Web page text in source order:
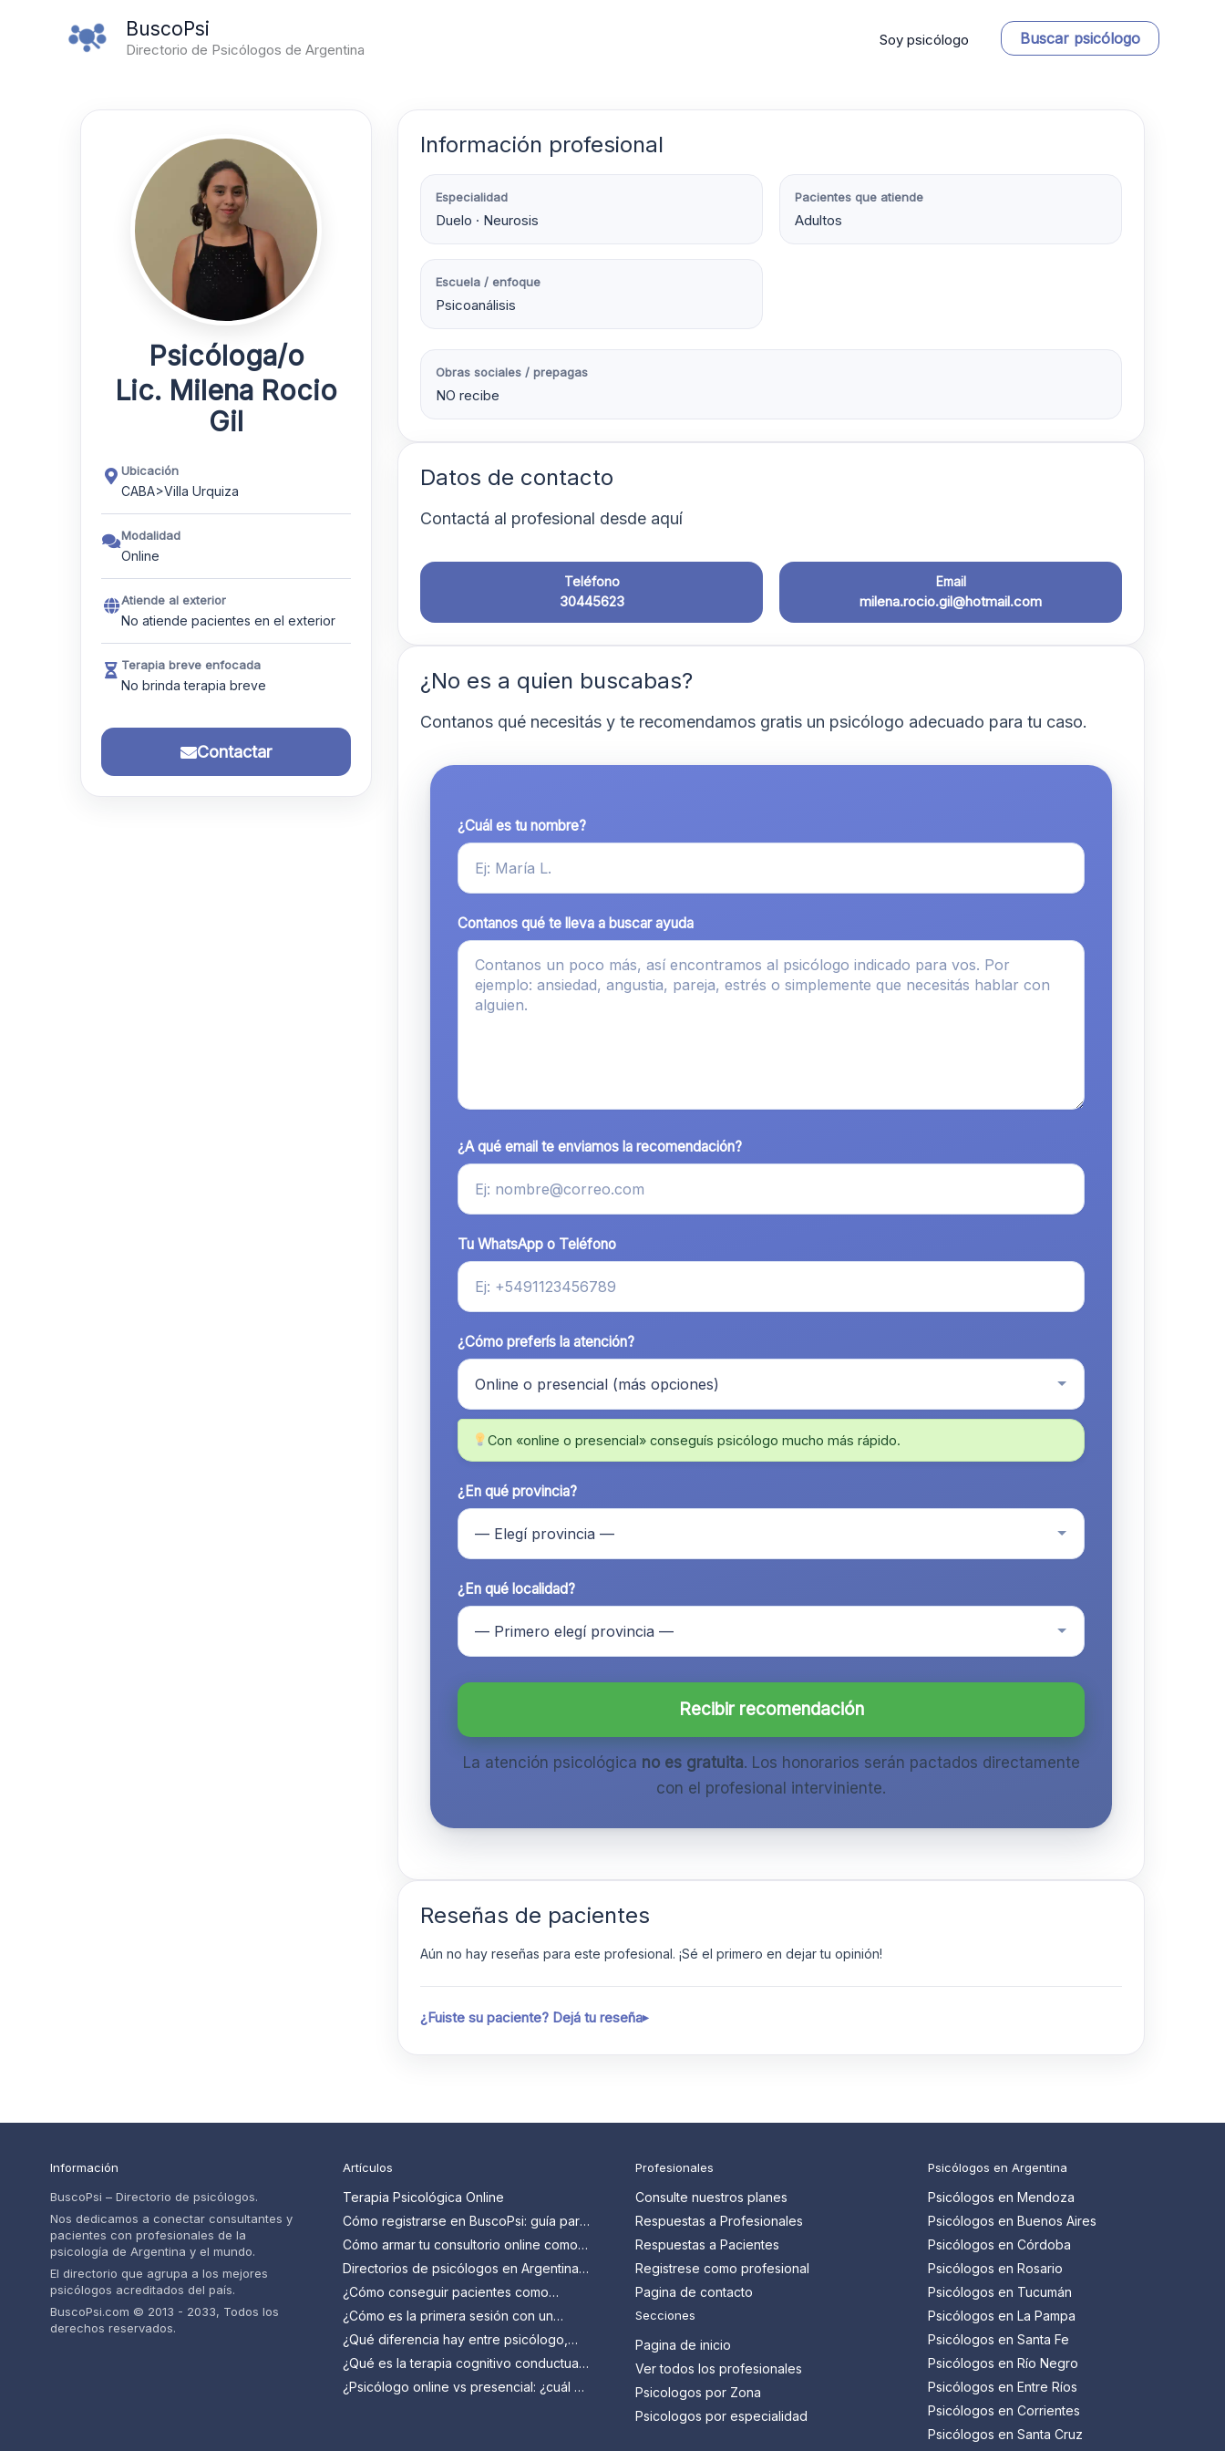
BuscoPsi
Directorio de Psicólogos de Argentina
Soy psicólogo Buscar psicólogo
Psicóloga/o
Lic. Milena Rocio
Gil
Ubicación
CABA>Villa Urquiza
Modalidad
Online
Atiende al exterior
No atiende pacientes en el exterior
Terapia breve enfocada
No brinda terapia breve
Contactar
Información profesional
Especialidad
Duelo · Neurosis
Pacientes que atiende
Adultos
Escuela / enfoque
Psicoanálisis
Obras sociales / prepagas
NO recibe
Datos de contacto
Contactá al profesional desde aquí
Teléfono
30445623
Email
milena.rocio.gil@hotmail.com
¿No es a quien buscabas?
Contanos qué necesitás y te recomendamos gratis un psicólogo adecuado para tu caso.
¿Cuál es tu nombre?
Contanos qué te lleva a buscar ayuda
¿A qué email te enviamos la recomendación?
Tu WhatsApp o Teléfono
¿Cómo preferís la atención?
Con «online o presencial» conseguís psicólogo mucho más rápido.
¿En qué provincia?
¿En qué localidad?
Recibir recomendación
La atención psicológica no es gratuita. Los honorarios serán pactados directamente
con el profesional interviniente.
Reseñas de pacientes
Aún no hay reseñas para este profesional. ¡Sé el primero en dejar tu opinión!
¿Fuiste su paciente? Dejá tu reseña
Información
BuscoPsi – Directorio de psicólogos.
Nos dedicamos a conectar consultantes y
pacientes con profesionales de la
psicología de Argentina y el mundo.
El directorio que agrupa a los mejores
psicólogos acreditados del país.
BuscoPsi.com © 2013 - 2033, Todos los
derechos reservados.
Artículos
Terapia Psicológica Online
Cómo registrarse en BuscoPsi: guía para
psicólogos que quieren conseguir más
Cómo armar tu consultorio online como
psicólogo en Argentina: guía paso a
Directorios de psicólogos en Argentina:
cuáles son y cómo aprovecharlos
¿Cómo conseguir pacientes como
psicólogo en Argentina?
¿Cómo es la primera sesión con un
psicólogo? Todo lo que tenés que
saber
¿Qué diferencia hay entre psicólogo,
psiquiatra y psicoanalista?
¿Qué es la terapia cognitivo conductual
(TCC) y para qué sirve?
¿Psicólogo online vs presencial: ¿cuál es
Profesionales
Consulte nuestros planes
Respuestas a Profesionales
Respuestas a Pacientes
Registrese como profesional
Pagina de contacto
Secciones
Pagina de inicio
Ver todos los profesionales
Psicologos por Zona
Psicologos por especialidad
Psicólogos en Argentina
Psicólogos en Mendoza
Psicólogos en Buenos Aires
Psicólogos en Córdoba
Psicólogos en Rosario
Psicólogos en Tucumán
Psicólogos en La Pampa
Psicólogos en Santa Fe
Psicólogos en Río Negro
Psicólogos en Entre Ríos
Psicólogos en Corrientes
Psicólogos en Santa Cruz